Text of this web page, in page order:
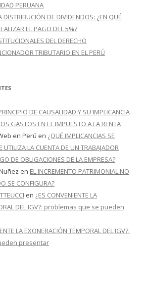
PERUANA
DISTRIBUCIÓN DE DIVIDENDOS: ¿EN QUÉ
EL PAGO DEL 5%?
DEL DERECHO
TRIBUTARIO EN EL PERÚ
DE CAUSALIDAD Y SU IMPLICANCIA
GASTOS EN EL IMPUESTO A LA RENTA
en Perú en ¿QUÉ IMPLICANCIAS SE
UTILIZA LA CUENTA DE UN TRABAJADOR
DE OBLIGACIONES DE LA EMPRESA?
en EL INCREMENTO PATRIMONIAL NO
SE CONFIGURA?
en ¿ES CONVENIENTE LA
DEL IGV?: problemas que se pueden
LA EXONERACIÓN TEMPORAL DEL IGV?:
presentar